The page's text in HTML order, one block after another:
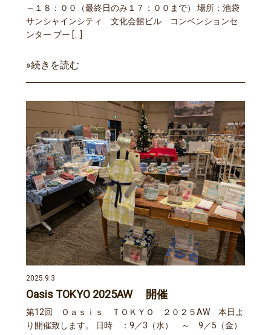
～１８：００（最終日のみ１７：００まで） 場所：池袋
サンシャインシティ 文化会館ビル コンベンションセ
ンター ブー […]
»続きを読む
2025.9.3
Oasis TOKYO 2025AW 開催
第12回 Ｏａｓｉｓ ＴＯＫＹＯ ２０２５AW 本日よ
り開催致します。 日時 ：9／3（水） ～ 9／5（金）